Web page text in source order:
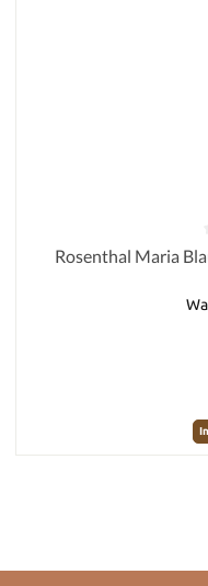
Durchschnittliche
Rosenthal Maria